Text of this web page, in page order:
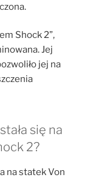
Shock 2”,
Jej
jej na
się na
2?
na statek Von